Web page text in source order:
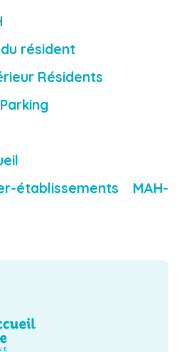
résident
Résidents
établissements MAH-